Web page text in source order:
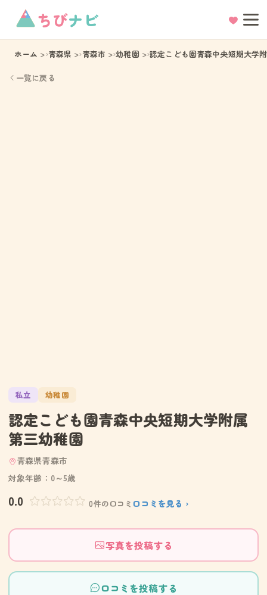
ちびナビ
ホーム 青森県 青森市 幼稚園 認定こども園青森中央短期大学
一覧に戻る
私立 幼稚園
認定こども園青森中央短期大学附属
第三幼稚園
青森県青森市
対象年齢：0～5歳
0.0 0件の口コミ 口コミを見る ›
写真を投稿する
口コミを投稿する